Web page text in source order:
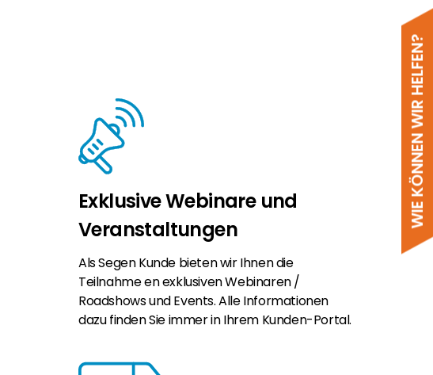
WIE KÖNNEN WIR HELFEN?
Exklusive Webinare und
Veranstaltungen
Als Segen Kunde bieten wir Ihnen die
Teilnahme en exklusiven Webinaren /
Roadshows und Events. Alle Informationen
dazu finden Sie immer in Ihrem Kunden-Portal.